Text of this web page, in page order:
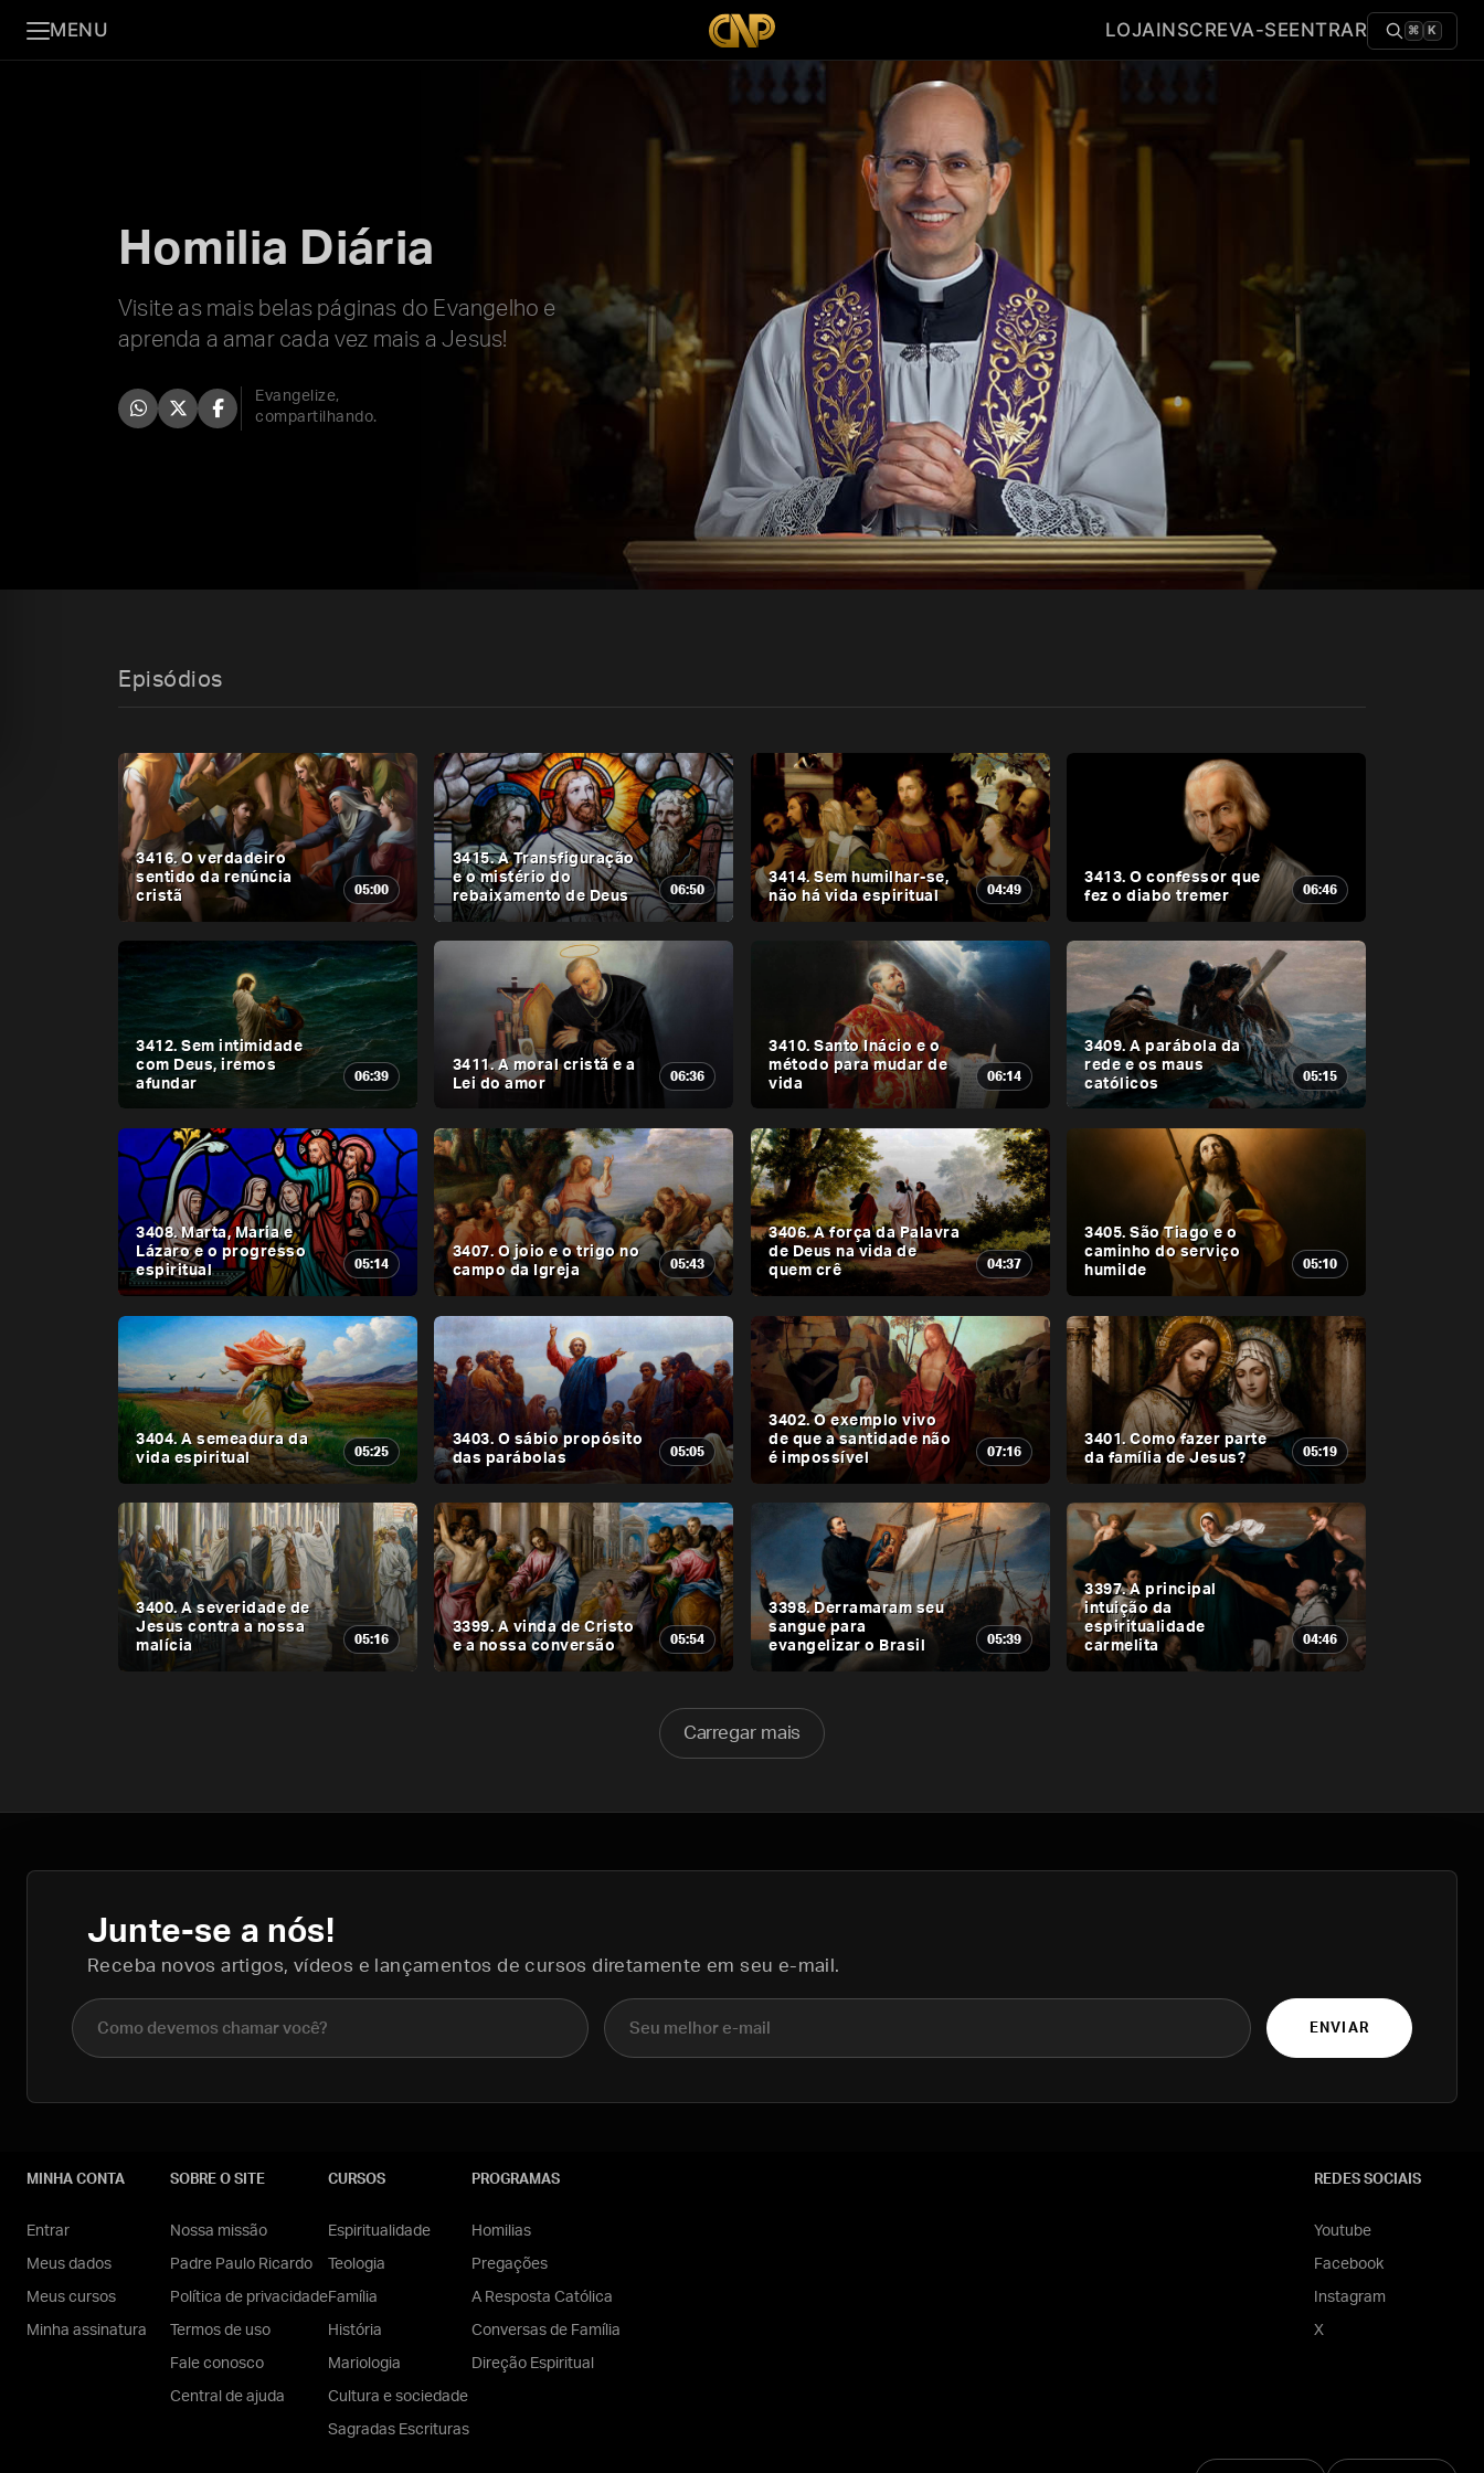
MENU LOJAINSCREVA-SEENTRAR ⌘ K
Homilia Diária
Visite as mais belas páginas do Evangelho e
aprenda a amar cada vez mais a Jesus!
Evangelize,
compartilhando.
Episódios
05:00
3416. O verdadeiro
sentido da renúncia
cristã
06:50
3415. A Transfiguração
e o mistério do
rebaixamento de Deus
04:49
3414. Sem humilhar-se,
não há vida espiritual
06:46
3413. O confessor que
fez o diabo tremer
06:39
3412. Sem intimidade
com Deus, iremos
afundar
06:36
3411. A moral cristã e a
Lei do amor
06:14
3410. Santo Inácio e o
método para mudar de
vida
05:15
3409. A parábola da
rede e os maus
católicos
05:14
3408. Marta, Maria e
Lázaro e o progresso
espiritual
05:43
3407. O joio e o trigo no
campo da Igreja
04:37
3406. A força da Palavra
de Deus na vida de
quem crê
05:10
3405. São Tiago e o
caminho do serviço
humilde
05:25
3404. A semeadura da
vida espiritual
05:05
3403. O sábio propósito
das parábolas
07:16
3402. O exemplo vivo
de que a santidade não
é impossível
05:19
3401. Como fazer parte
da família de Jesus?
05:16
3400. A severidade de
Jesus contra a nossa
malícia
05:54
3399. A vinda de Cristo
e a nossa conversão
05:39
3398. Derramaram seu
sangue para
evangelizar o Brasil
04:46
3397. A principal
intuição da
espiritualidade
carmelita
Carregar mais
Junte-se a nós!
Receba novos artigos, vídeos e lançamentos de cursos diretamente em seu e-mail.
Nome completo E-mail
ENVIAR
MINHA CONTA
Entrar
Meus dados
Meus cursos
Minha assinatura
SOBRE O SITE
Nossa missão
Padre Paulo Ricardo
Política de privacidade
Termos de uso
Fale conosco
Central de ajuda
CURSOS
Espiritualidade
Teologia
Família
História
Mariologia
Cultura e sociedade
Sagradas Escrituras
PROGRAMAS
Homilias
Pregações
A Resposta Católica
Conversas de Família
Direção Espiritual
REDES SOCIAIS
Youtube
Facebook
Instagram
X